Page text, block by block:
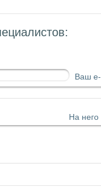
Ваш
На него